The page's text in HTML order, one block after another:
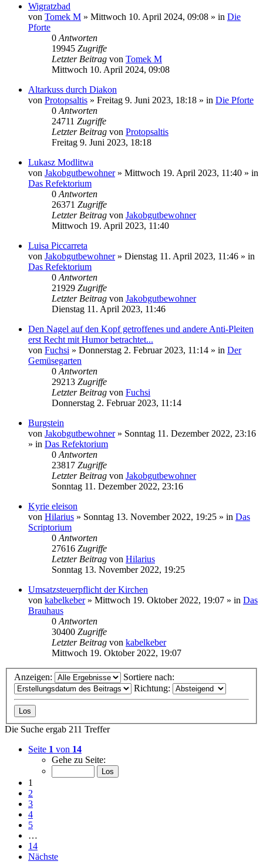
Wigratzbad
von Tomek M » Mittwoch 10. April 2024, 09:08 » in Die
Pforte
0 Antworten
19945 Zugriffe
Letzter Beitrag von Tomek M
Mittwoch 10. April 2024, 09:08
Altarkuss durch Diakon
von Protopsaltis » Freitag 9. Juni 2023, 18:18 » in Die Pforte
0 Antworten
24711 Zugriffe
Letzter Beitrag von Protopsaltis
Freitag 9. Juni 2023, 18:18
Lukasz Modlitwa
von Jakobgutbewohner» Mittwoch 19. April 2023, 11:40 » in
Das Refektorium
0 Antworten
26371 Zugriffe
Letzter Beitrag von Jakobgutbewohner
Mittwoch 19. April 2023, 11:40
Luisa Piccarreta
von Jakobgutbewohner» Dienstag 11. April 2023, 11:46 » in
Das Refektorium
0 Antworten
21929 Zugriffe
Letzter Beitrag von Jakobgutbewohner
Dienstag 11. April 2023, 11:46
Den Nagel auf den Kopf getroffenes und andere Anti-Pleiten
erst Recht mit Humor betrachtet...
von Fuchsi » Donnerstag 2. Februar 2023, 11:14 » in Der
Gemüsegarten
0 Antworten
29213 Zugriffe
Letzter Beitrag von Fuchsi
Donnerstag 2. Februar 2023, 11:14
Burgstein
von Jakobgutbewohner» Sonntag 11. Dezember 2022, 23:16
» in Das Refektorium
0 Antworten
23817 Zugriffe
Letzter Beitrag von Jakobgutbewohner
Sonntag 11. Dezember 2022, 23:16
Kyrie eleison
von Hilarius » Sonntag 13. November 2022, 19:25 » in Das
Scriptorium
0 Antworten
27616 Zugriffe
Letzter Beitrag von Hilarius
Sonntag 13. November 2022, 19:25
Umsatzsteuerpflicht der Kirchen
von kabelkeber» Mittwoch 19. Oktober 2022, 19:07 » in Das
Brauhaus
0 Antworten
30400 Zugriffe
Letzter Beitrag von kabelkeber
Mittwoch 19. Oktober 2022, 19:07
Anzeigen:
Sortiere nach:
Richtung:
Die Suche ergab 211 Treffer
Seite 1 von 14
Gehe zu Seite:
1
2
3
4
5
…
14
Nächste